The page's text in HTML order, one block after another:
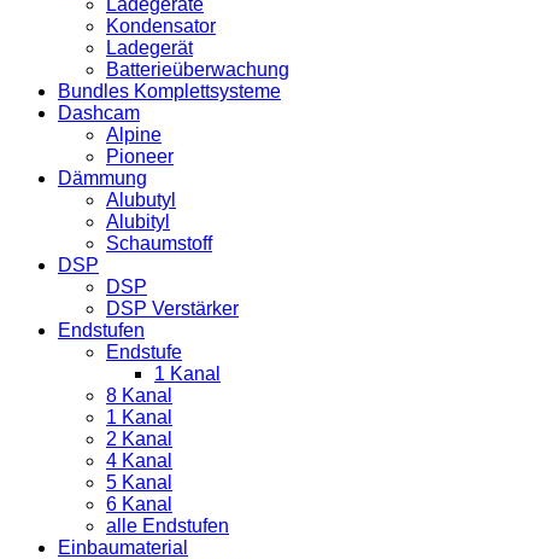
Kondensator
Ladegerät
Batterieüberwachung
Bundles Komplettsysteme
Dashcam
Alpine
Pioneer
Dämmung
Alubutyl
Alubityl
Schaumstoff
DSP
DSP
DSP Verstärker
Endstufen
Endstufe
1 Kanal
8 Kanal
1 Kanal
2 Kanal
4 Kanal
5 Kanal
6 Kanal
alle Endstufen
Einbaumaterial